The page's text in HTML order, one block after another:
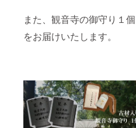
また、観音寺の御守り１個
をお届けいたします。